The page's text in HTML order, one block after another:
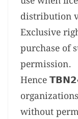
distribution
Exclusive
purchase of
permission.
Hence
without